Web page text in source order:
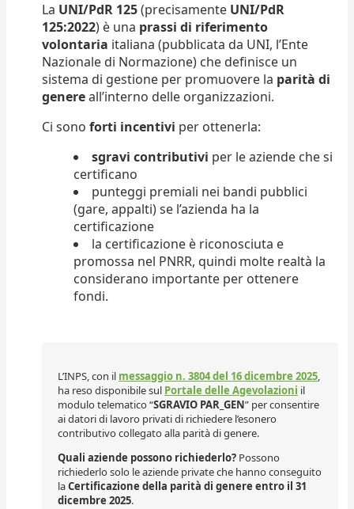
La UNI/PdR 125(precisamente UNI/PdR
125:2022) è una prassi di riferimento
volontaria italiana (pubblicata da UNI, l’Ente
Nazionale di Normazione) che definisce un
sistema di gestione per promuovere la parità di
genereall’interno delle organizzazioni.
Ci sono forti incentivi per ottenerla:
sgravi contributivi per le aziende che si
certificano
punteggi premiali nei bandi pubblici
(gare, appalti) se l’azienda ha la
certificazione
la certificazione è riconosciuta e
promossa nel PNRR, quindi molte realtà la
considerano importante per ottenere
fondi.
L’INPS, con il messaggio n. 3804 del 16 dicembre 2025,
ha reso disponibile sul Portale delle Agevolazioni il
modulo telematico “SGRAVIO PAR_GEN” per consentire
ai datori di lavoro privati di richiedere l’esonero
contributivo collegato alla parità di genere.
Quali aziende possono richiederlo? Possono
richiederlo solo le aziende private che hanno conseguito
laCertificazione della parità di genere entro il 31
dicembre 2025.